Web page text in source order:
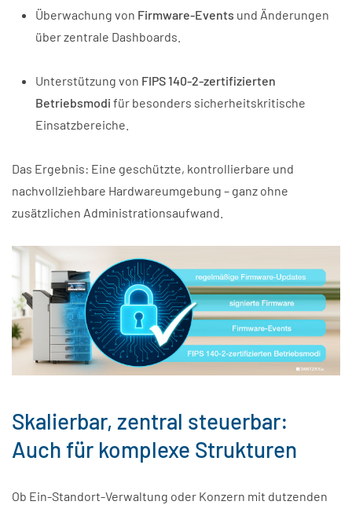
Überwachung von Firmware-Events und Änderungen
über zentrale Dashboards.
Unterstützung von FIPS 140-2-zertifizierten
Betriebsmodi für besonders sicherheitskritische
Einsatzbereiche.
Das Ergebnis: Eine geschützte, kontrollierbare und
nachvollziehbare Hardwareumgebung – ganz ohne
zusätzlichen Administrationsaufwand.
Skalierbar, zentral steuerbar:
Auch für komplexe Strukturen
Ob Ein-Standort-Verwaltung oder Konzern mit dutzenden